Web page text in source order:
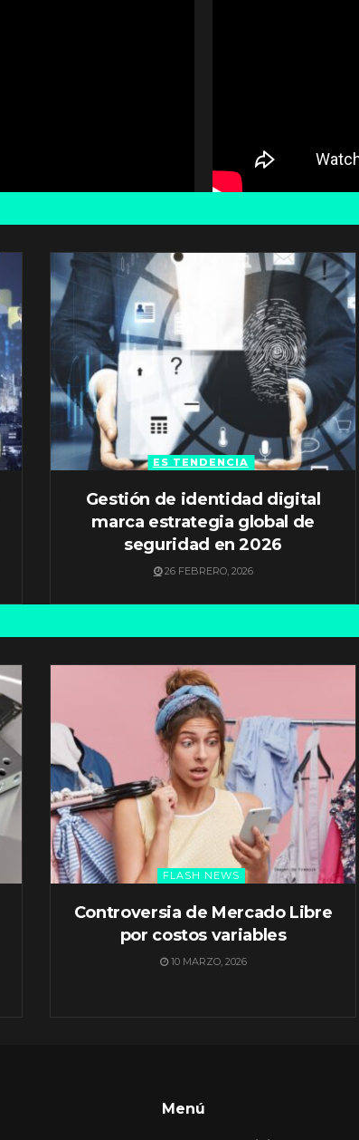
ES TENDENCIA
Gestión de identidad digital
marca estrategia global de
seguridad en 2026
26 FEBRERO, 2026
FLASH NEWS
Controversia de Mercado Libre
por costos variables
10 MARZO, 2026
Menú